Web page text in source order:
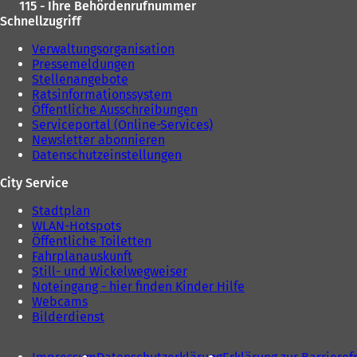
115 - Ihre Behördenrufnummer
Schnellzugriff
Verwaltungsorganisation
Pressemeldungen
Stellenangebote
Ratsinformationssystem
Öffentliche Ausschreibungen
Serviceportal (Online-Services)
Newsletter abonnieren
Datenschutzeinstellungen
City Service
Stadtplan
WLAN-Hotspots
Öffentliche Toiletten
Fahrplanauskunft
Still- und Wickelwegweiser
Noteingang - hier finden Kinder Hilfe
Webcams
Bilderdienst